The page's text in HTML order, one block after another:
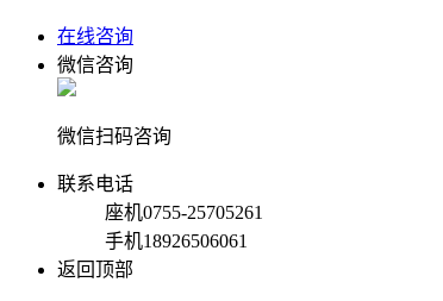
在线咨询
微信咨询
微信扫码咨询
联系电话
座机0755-25705261
手机18926506061
返回顶部